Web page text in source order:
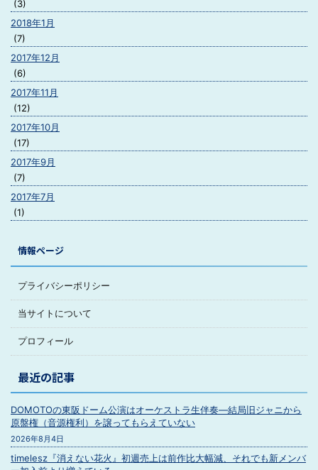
(3)
2018年1月
(7)
2017年12月
(6)
2017年11月
(12)
2017年10月
(17)
2017年9月
(7)
2017年7月
(1)
情報ページ
プライバシーポリシー
当サイトについて
プロフィール
最近の記事
DOMOTOの東阪ドーム公演はオーケストラ生伴奏―結局旧ジャニから
原盤権（音源権利）を譲ってもらえていない
2026年8月4日
timelesz『消えない花火』初週売上は前作比大幅減、それでも新メンバ